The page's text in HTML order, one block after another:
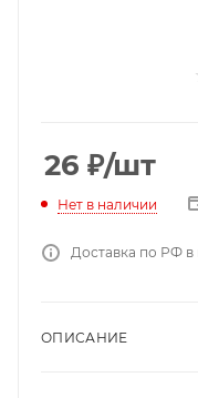
26 ₽/шт
Нет в наличии
Доставка по РФ
ОПИСАНИЕ